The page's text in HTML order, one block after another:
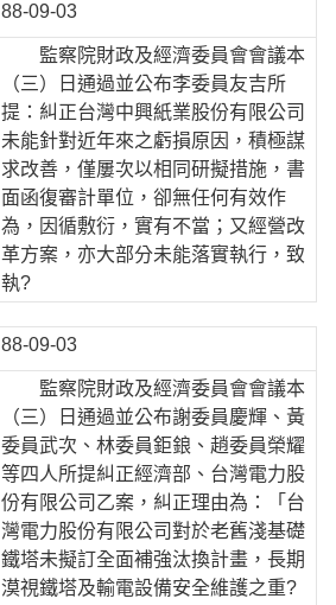
88-09-03
監察院財政及經濟委員會會議本
（三）日通過並公布李委員友吉所
提：糾正台灣中興紙業股份有限公司
未能針對近年來之虧損原因，積極謀
求改善，僅屢次以相同研擬措施，書
面函復審計單位，卻無任何有效作
為，因循敷衍，實有不當；又經營改
革方案，亦大部分未能落實執行，致
執?
88-09-03
監察院財政及經濟委員會會議本
（三）日通過並公布謝委員慶輝、黃
委員武次、林委員鉅鋃、趙委員榮耀
等四人所提糾正經濟部、台灣電力股
份有限公司乙案，糾正理由為：「台
灣電力股份有限公司對於老舊淺基礎
鐵塔未擬訂全面補強汰換計畫，長期
漠視鐵塔及輸電設備安全維護之重?